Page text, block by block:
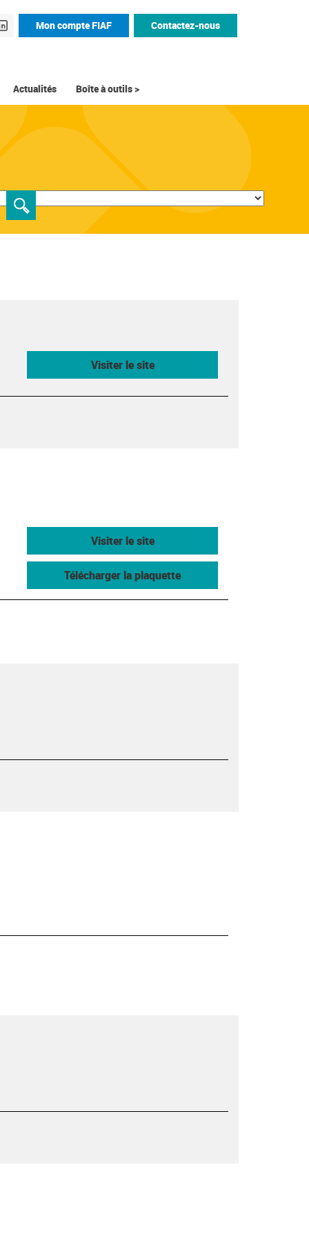
Mon compte FIAF Contactez-nous
Actualités Boîte à outils >
Visiter le site
Visiter le site
Télécharger la plaquette